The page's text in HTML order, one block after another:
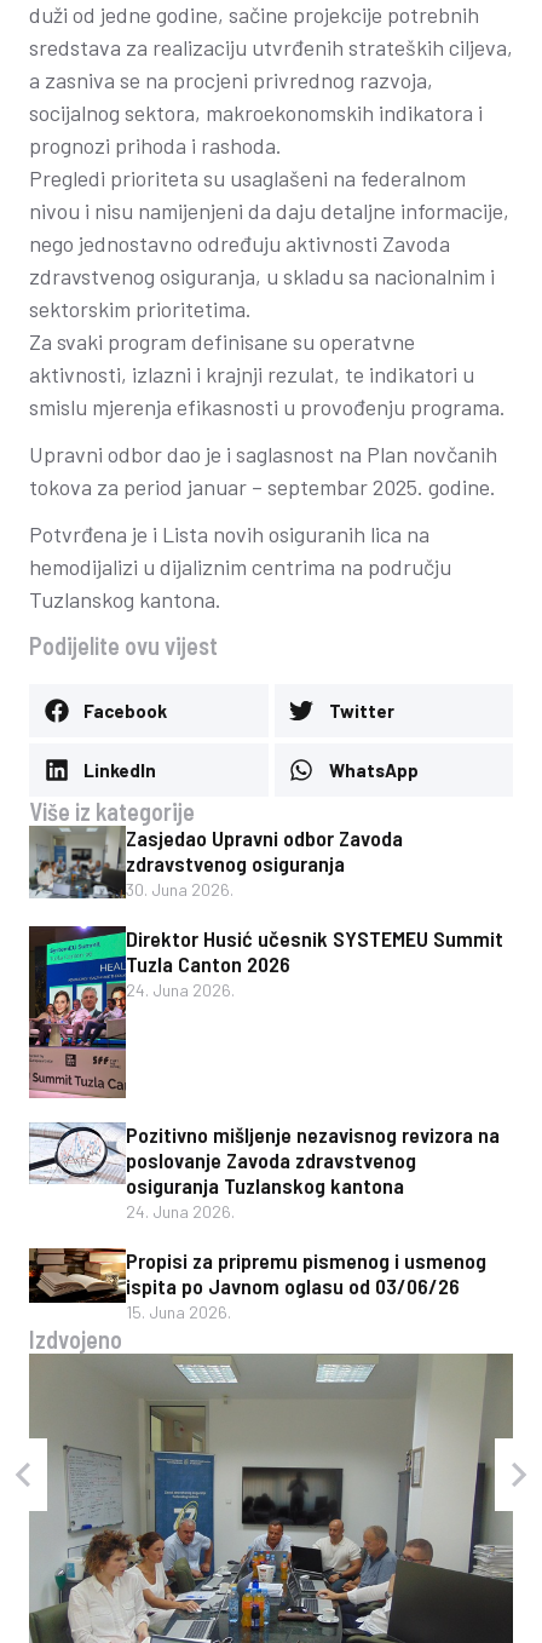
duži od jedne godine, sačine projekcije potrebnih
sredstava za realizaciju utvrđenih strateških ciljeva,
a zasniva se na procjeni privrednog razvoja,
socijalnog sektora, makroekonomskih indikatora i
prognozi prihoda i rashoda.
Pregledi prioriteta su usaglašeni na federalnom
nivou i nisu namijenjeni da daju detaljne informacije,
nego jednostavno određuju aktivnosti Zavoda
zdravstvenog osiguranja, u skladu sa nacionalnim i
sektorskim prioritetima.
Za svaki program definisane su operatvne
aktivnosti, izlazni i krajnji rezulat, te indikatori u
smislu mjerenja efikasnosti u provođenju programa.
Upravni odbor dao je i saglasnost na Plan novčanih
tokova za period januar – septembar 2025. godine.
Potvrđena je i Lista novih osiguranih lica na
hemodijalizi u dijaliznim centrima na području
Tuzlanskog kantona.
Podijelite ovu vijest
Facebook Twitter
LinkedIn WhatsApp
Više iz kategorije
Zasjedao Upravni odbor Zavoda
zdravstvenog osiguranja
30. Juna 2026.
Direktor Husić učesnik SYSTEMEU Summit
Tuzla Canton 2026
24. Juna 2026.
Pozitivno mišljenje nezavisnog revizora na
poslovanje Zavoda zdravstvenog
osiguranja Tuzlanskog kantona
24. Juna 2026.
Propisi za pripremu pismenog i usmenog
ispita po Javnom oglasu od 03/06/26
15. Juna 2026.
Izdvojeno